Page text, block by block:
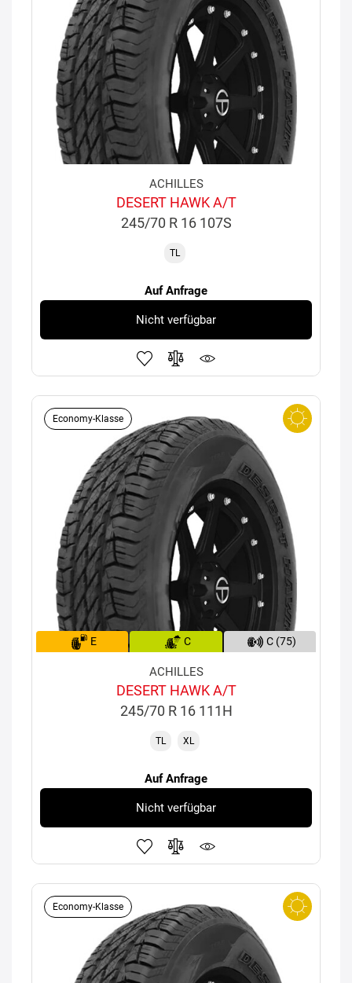
ACHILLES
DESERT HAWK A/T
245/70 R 16 107S
TL
Auf Anfrage
Nicht verfügbar
Economy-Klasse
E C C (75)
ACHILLES
DESERT HAWK A/T
245/70 R 16 111H
TL XL
Auf Anfrage
Nicht verfügbar
Economy-Klasse